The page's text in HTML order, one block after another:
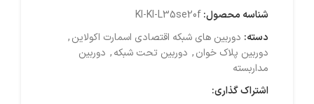
شناسه محصول:KI-KI-L35se20f
دسته: دوربین های شبکه اقتصادی اسمارت اکولاین,
دوربین پلاک خوان, دوربین تحت شبکه, دوربین
مداربسته
اشتراک گذاری: